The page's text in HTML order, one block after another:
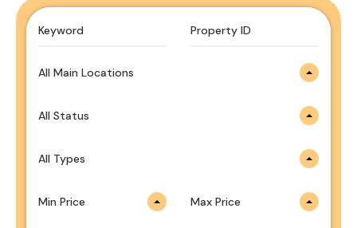
All Main Locations
All Status
All Types
Min Price Max Price